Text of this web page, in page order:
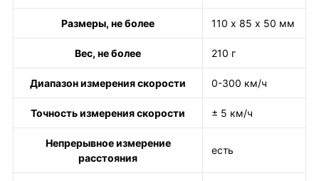
Размеры, не более 110 х 85 х 50 мм
Вес, не более 210 г
Диапазон измерения скорости 0-300 км/ч
Точность измерения скорости ± 5 км/ч
Непрерывное измерение
расстояния
есть